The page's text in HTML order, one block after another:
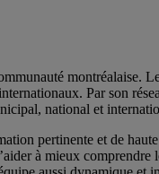
montréalaise.
Par son
national et
pertinente et de
à mieux